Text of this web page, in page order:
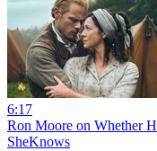
6:17
Ron Moore on Whether
SheKnows